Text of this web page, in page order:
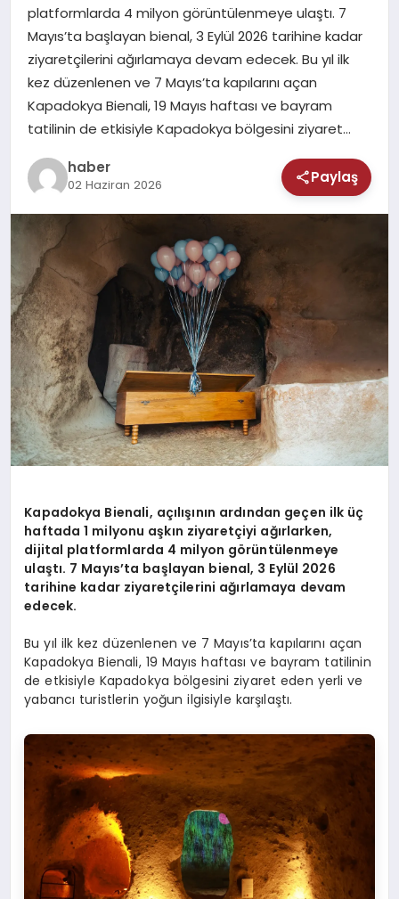
SAĞLIK
TEKNOLOJI
platformlarda 4 milyon görüntülenmeye ulaştı. 7
Mayıs’ta başlayan bienal, 3 Eylül 2026 tarihine kadar
ziyaretçilerini ağırlamaya devam edecek. Bu yıl ilk
kez düzenlenen ve 7 Mayıs’ta kapılarını açan
Kapadokya Bienali, 19 Mayıs haftası ve bayram
tatilinin de etkisiyle Kapadokya bölgesini ziyaret…
haber
02 Haziran 2026 Paylaş
Kapadokya Bienali, açılışının ardından geçen ilk üç
haftada 1 milyonu aşkın ziyaretçiyi ağırlarken,
dijital platformlarda 4 milyon görüntülenmeye
ulaştı. 7 Mayıs’ta başlayan bienal, 3 Eylül 2026
tarihine kadar ziyaretçilerini ağırlamaya devam
edecek.
Bu yıl ilk kez düzenlenen ve 7 Mayıs’ta kapılarını açan
Kapadokya Bienali, 19 Mayıs haftası ve bayram tatilinin
de etkisiyle Kapadokya bölgesini ziyaret eden yerli ve
yabancı turistlerin yoğun ilgisiyle karşılaştı.